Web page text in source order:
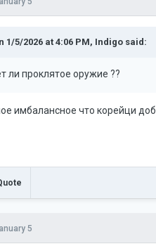
1/5/2026 at 4:06 PM, Indigo said:
ли проклятое оружие ??
имбалансное что корейци
5